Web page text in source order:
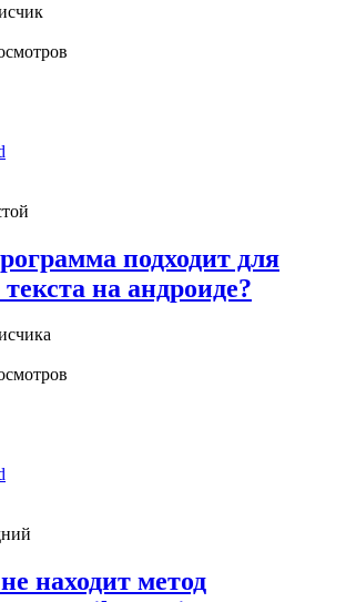
подходит для
на андроиде?
находит метод